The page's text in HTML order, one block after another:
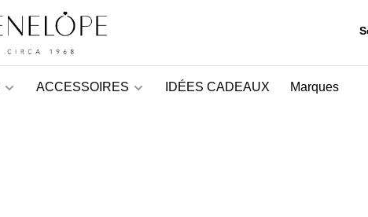
ACCESSOIRES IDÉES CADEAUX Marques